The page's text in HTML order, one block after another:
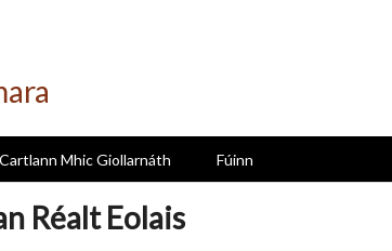
Cartlann Mhic Giollarnáth Fúinn
Réalt Eolais